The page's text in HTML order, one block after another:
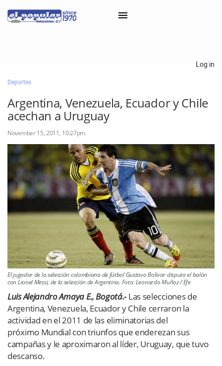
Classifieds
Categorías
Iniciar sesión con Clascal
×
Log in
Deportes
Argentina, Venezuela, Ecuador y Chile
acechan a Uruguay
November 15, 2011, 10:27pm
El jugador de la selección colombiana de fútbol Gustavo Bolivar disputa el balón
con Lionel Messi, de la selección de Argentina. Foto: Leonardo Muñoz / Efe
Luis Alejandro Amaya E., Bogotá.-Las selecciones de
Argentina, Venezuela, Ecuador y Chile cerraron la
actividad en el 2011 de las eliminatorias del
próximo Mundial con triunfos que enderezan sus
campañas y le aproximaron al líder, Uruguay, que tuvo
descanso.